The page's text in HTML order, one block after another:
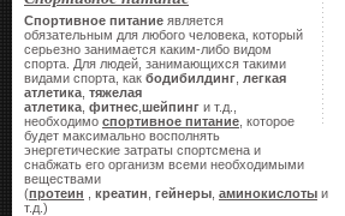
Спортивное питание является
обязательным для любого человека, который
серьезно занимается каким-либо видом
спорта. Для людей, занимающихся такими
видами спорта, как бодибилдинг легкая
атлетика тяжелая
атлетика фитнес шейпинг и т.д.,
необходимо спортивное питание , которое
будет максимально восполнять
энергетические затраты спортсмена и
снабжать его организм всеми необходимыми
веществами
(протеин креатин гейнеры аминокислоты и
т.д.)